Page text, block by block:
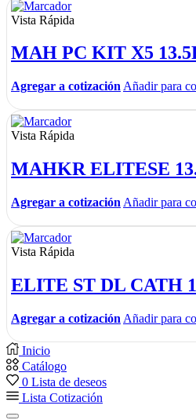
Vista Rápida
MAH PC KIT X5
Agregar a cotización Añadir para
Vista Rápida
MAHKR ELITESE
Agregar a cotización Añadir para
Vista Rápida
ELITE ST DL CATH
Agregar a cotización Añadir para
Inicio
Catálogo
0 Lista de deseos
Lista Cotización